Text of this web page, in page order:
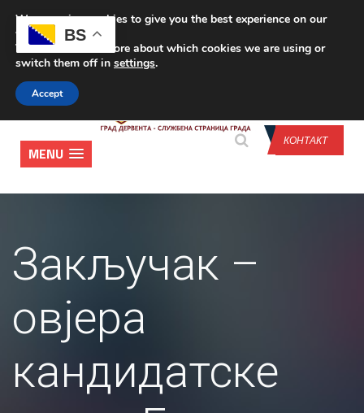
CONTACT US
КОНТАКТ
MENU
Закључак –
овјера
кандидатске
BS
We are using cookies to give you the best experience on our
website.
You can find out more about which cookies we are using or
switch them off in settings.
Accept